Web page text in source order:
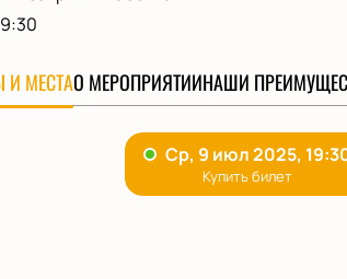
МЕСТАО МЕРОПРИЯТИИНАШИ